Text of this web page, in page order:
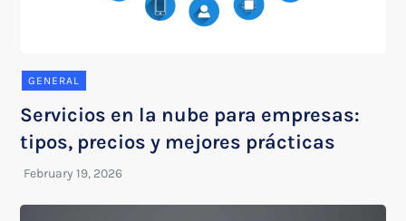
GENERAL
Servicios en la nube para empresas:
tipos, precios y mejores prácticas